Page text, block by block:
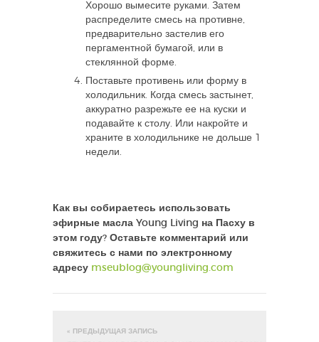
Хорошо вымесите руками. Затем
распределите смесь на противне,
предварительно застелив его
пергаментной бумагой, или в
стеклянной форме.
Поставьте противень или форму в
холодильник. Когда смесь застынет,
аккуратно разрежьте ее на куски и
подавайте к столу. Или накройте и
храните в холодильнике не дольше 1
недели.
Как вы собираетесь использовать
эфирные масла Young Living на Пасху в
этом году? Оставьте комментарий или
свяжитесь с нами по электронному
адресу mseublog@youngliving.com
« ПРЕДЫДУЩАЯ ЗАПИСЬ